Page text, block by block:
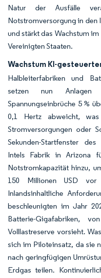
Natur der Ausfälle
Notstromversorgung in den
und stärkt das Wachstum
Vereinigten Staaten.
Wachstum KI-
Halbleiterfabriken und
setzen nun
Spannungseinbrüche 5 %
0,1 Hertz abweicht, was
Stromversorgungen oder
Sekunden-Startfenster
Intels Fabrik in Arizona
Notstromkapazität hinzu,
150 Millionen USD vor
Inlandsinhaltliche
beschleunigten im Jahr
Batterie-Gigafabriken,
Volllastreserve vorsieht.
sich im Piloteinsatz, da sie
nach geringfügigen
Erdgas teilen.